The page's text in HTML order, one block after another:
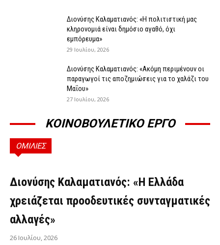
Διονύσης Καλαματιανός: «Η πολιτιστική μας
κληρονομιά είναι δημόσιο αγαθό, όχι
εμπόρευμα»
29 Ιουλίου, 2026
Διονύσης Καλαματιανός: «Ακόμη περιμένουν οι
παραγωγοί τις αποζημιώσεις για το χαλάζι του
Μαΐου»
27 Ιουλίου, 2026
ΚΟΙΝΟΒΟΥΛΕΤΙΚΟ ΕΡΓΟ
ΟΜΙΛΙΕΣ
ΟΜΙΛΊΕΣ
Διονύσης Καλαματιανός: «Η Ελλάδα
χρειάζεται προοδευτικές συνταγματικές
αλλαγές»
26 Ιουλίου, 2026